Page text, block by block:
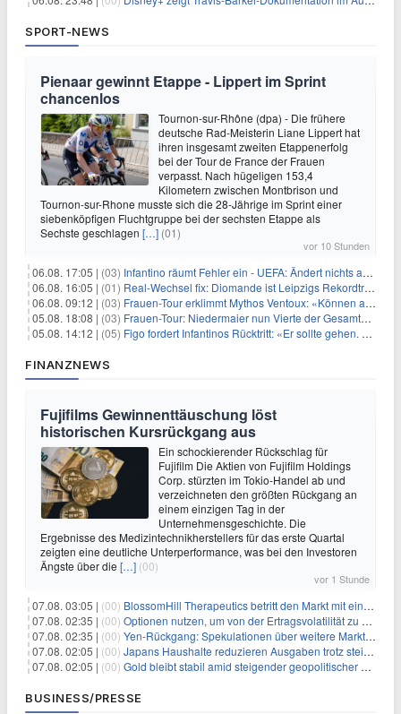
SPORT-NEWS
Pienaar gewinnt Etappe - Lippert im Sprint
chancenlos
Tournon-sur-Rhône (dpa) - Die frühere
deutsche Rad-Meisterin Liane Lippert hat
ihren insgesamt zweiten Etappenerfolg
bei der Tour de France der Frauen
verpasst. Nach hügeligen 153,4
Kilometern zwischen Montbrison und
Tournon-sur-Rhone musste sich die 28-Jährige im Sprint einer
siebenköpfigen Fluchtgruppe bei der sechsten Etappe als
Sechste geschlagen […] (01)
vor 10 Stunden
06.08. 17:05 | (03) Infantino räumt Fehler ein - UEFA: Ändert nichts an Boykott
06.08. 16:05 | (01) Real-Wechsel fix: Diomande ist Leipzigs Rekordtransfer
06.08. 09:12 | (03) Frauen-Tour erklimmt Mythos Ventoux: «Können alles schaffen»
05.08. 18:08 | (03) Frauen-Tour: Niedermaier nun Vierte der Gesamtwertung
05.08. 14:12 | (05) Figo fordert Infantinos Rücktritt: «Er sollte gehen. Jetzt»
FINANZNEWS
Fujifilms Gewinnenttäuschung löst
historischen Kursrückgang aus
Ein schockierender Rückschlag für
Fujifilm Die Aktien von Fujifilm Holdings
Corp. stürzten im Tokio-Handel ab und
verzeichneten den größten Rückgang an
einem einzigen Tag in der
Unternehmensgeschichte. Die
Ergebnisse des Medizintechnikherstellers für das erste Quartal
zeigten eine deutliche Unterperformance, was bei den Investoren
Ängste über die […] (00)
vor 1 Stunde
07.08. 03:05 | (00) BlossomHill Therapeutics betritt den Markt mit einem IPO-Boost von 150 Millionen Dollar
07.08. 02:35 | (00) Optionen nutzen, um von der Ertragsvolatilität zu profitieren
07.08. 02:35 | (00) Yen-Rückgang: Spekulationen über weitere Marktinterventionen nehmen zu
07.08. 02:05 | (00) Japans Haushalte reduzieren Ausgaben trotz steigender Löhne: Ein Warnsignal für das Wachstum
07.08. 02:05 | (00) Gold bleibt stabil amid steigender geopolitischer Spannungen im Persischen Golf
BUSINESS/PRESSE